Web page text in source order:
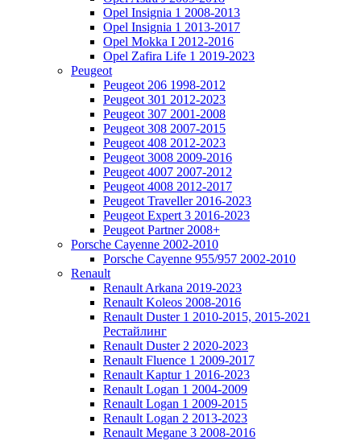
Opel Insignia 1 2008-2013
Opel Insignia 1 2013-2017
Opel Mokka I 2012-2016
Opel Zafira Life 1 2019-2023
Peugeot
Peugeot 206 1998-2012
Peugeot 301 2012-2023
Peugeot 307 2001-2008
Peugeot 308 2007-2015
Peugeot 408 2012-2023
Peugeot 3008 2009-2016
Peugeot 4007 2007-2012
Peugeot 4008 2012-2017
Peugeot Traveller 2016-2023
Peugeot Expert 3 2016-2023
Peugeot Partner 2008+
Porsche Cayenne 2002-2010
Porsche Cayenne 955/957 2002-2010
Renault
Renault Arkana 2019-2023
Renault Koleos 2008-2016
Renault Duster 1 2010-2015, 2015-2021
Рестайлинг
Renault Duster 2 2020-2023
Renault Fluence 1 2009-2017
Renault Kaptur 1 2016-2023
Renault Logan 1 2004-2009
Renault Logan 1 2009-2015
Renault Logan 2 2013-2023
Renault Megane 3 2008-2016